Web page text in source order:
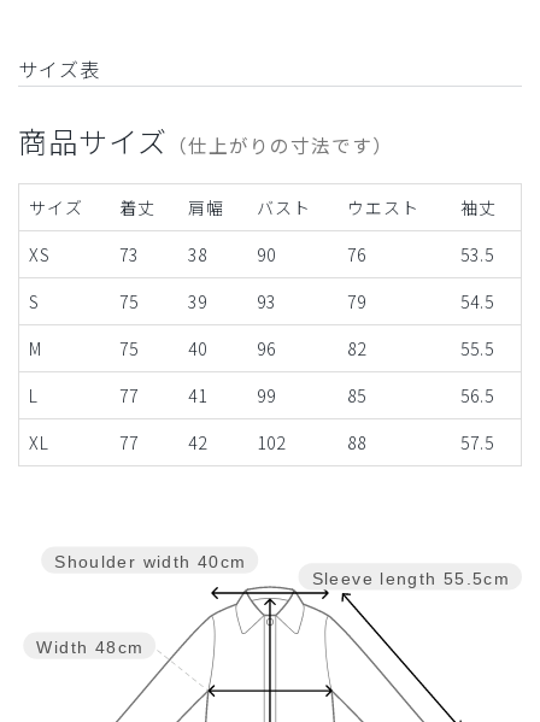
サイズ表
商品サイズ （仕上がりの寸法です）
サイズ 着丈 肩幅 バスト ウエスト
袖丈
XS
73 38 90 76
53.5
S
75 39 93 79
54.5
M
75 40 96 82
55.5
L
77 41 99 85
56.5
XL
77 42 102 88 57.5
Sleeve length 55.5cm
Width 48cm
Shoulder width 40cm